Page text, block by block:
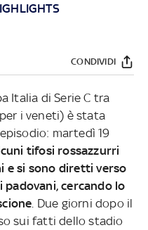
CONDIVIDI
Italia di Serie C tra
i veneti) è stata
martedì 19
tifosi rossazzurri
e si sono diretti verso
cercando lo
. Due giorni dopo il
sui fatti dello stadio